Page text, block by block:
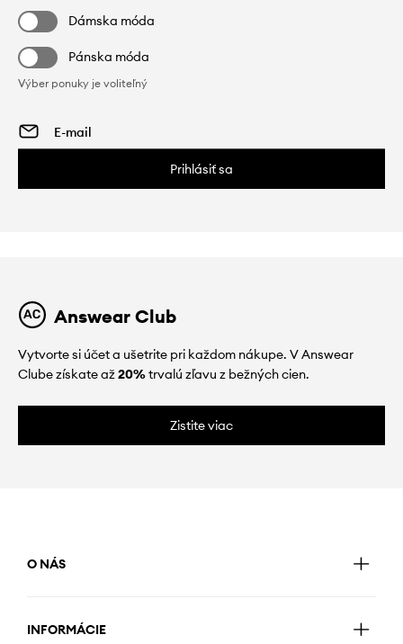
Dámska móda
Pánska móda
Výber ponuky je voliteľný
Prihlásiť sa
Answear Club
Vytvorte si účet a ušetrite pri každom nákupe. V Answear
Clube získate až20%trvalú zľavu z bežných cien.
Zistite viac
O NÁS
INFORMÁCIE